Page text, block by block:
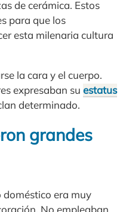
de cerámica. Estos
para que los
esta milenaria cultura
la cara y el cuerpo.
expresaban su estatus
determinado.
grandes
doméstico era muy
No empleaban